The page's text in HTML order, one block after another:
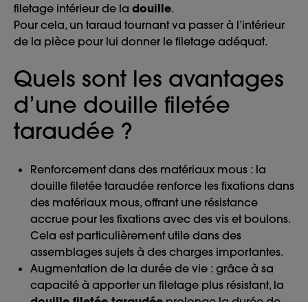
filetage intérieur de la douille.
Pour cela, un taraud tournant va passer à l’intérieur
de la pièce pour lui donner le filetage adéquat.
Quels sont les avantages
d’une douille filetée
taraudée ?
Renforcement dans des matériaux mous : la
douille filetée taraudée renforce les fixations dans
des matériaux mous, offrant une résistance
accrue pour les fixations avec des vis et boulons.
Cela est particulièrement utile dans des
assemblages sujets à des charges importantes.
Augmentation de la durée de vie : grâce à sa
capacité à apporter un filetage plus résistant, la